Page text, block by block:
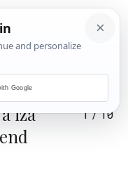
na
iza
1/10
Google